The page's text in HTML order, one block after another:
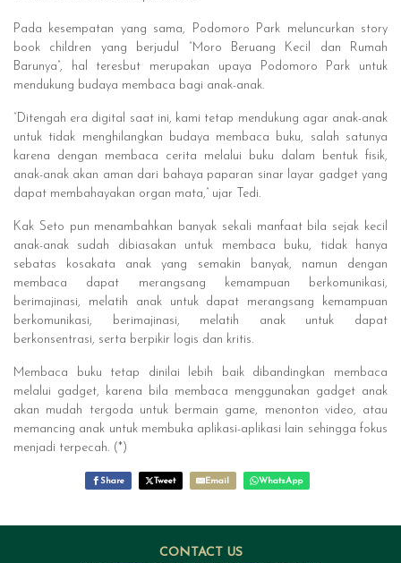
Pada kesempatan yang sama, Podomoro Park meluncurkan story
book children yang berjudul “Moro Beruang Kecil dan Rumah
Barunya”, hal teresbut merupakan upaya Podomoro Park untuk
mendukung budaya membaca bagi anak-anak.
“Ditengah era digital saat ini, kami tetap mendukung agar anak-anak
untuk tidak menghilangkan budaya membaca buku, salah satunya
karena dengan membaca cerita melalui buku dalam bentuk fisik,
anak-anak akan aman dari bahaya paparan sinar layar gadget yang
dapat membahayakan organ mata,” ujar Tedi.
Kak Seto pun menambahkan banyak sekali manfaat bila sejak kecil
anak-anak sudah dibiasakan untuk membaca buku, tidak hanya
sebatas kosakata anak yang semakin banyak, namun dengan
membaca dapat merangsang kemampuan berkomunikasi,
berimajinasi, melatih anak untuk dapat merangsang kemampuan
berkomunikasi, berimajinasi, melatih anak untuk dapat
berkonsentrasi, serta berpikir logis dan kritis.
Membaca buku tetap dinilai lebih baik dibandingkan membaca
melalui gadget, karena bila membaca menggunakan gadget anak
akan mudah tergoda untuk bermain game, menonton video, atau
memancing anak untuk membuka aplikasi-aplikasi lain sehingga fokus
menjadi terpecah. (*)
Share Tweet Email WhatsApp
CONTACT US